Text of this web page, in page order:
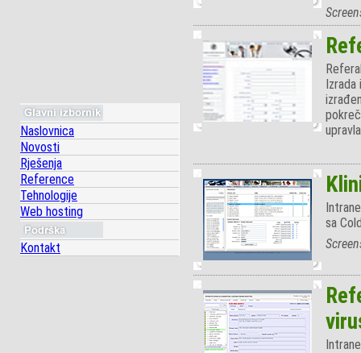
Naslovnica
Novosti
Rješenja
Reference
Tehnologije
Web hosting
Kontakt
Izrada
sa